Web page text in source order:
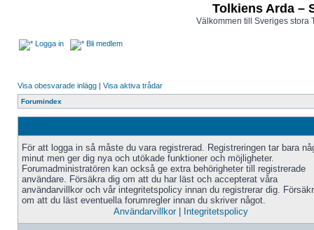
Tolkiens Arda –
Välkommen till Sveriges stora
Logga in Bli medlem
Visa obesvarade inlägg | Visa aktiva trådar
Forumindex
För att logga in så måste du vara registrerad. Registreringen tar bara
minut men ger dig nya och utökade funktioner och möjligheter.
Forumadministratören kan också ge extra behörigheter till registrerade
användare. Försäkra dig om att du har läst och accepterat våra
användarvillkor och vår integritetspolicy innan du registrerar dig.
om att du läst eventuella forumregler innan du skriver något.
Användarvillkor| Integritetspolicy